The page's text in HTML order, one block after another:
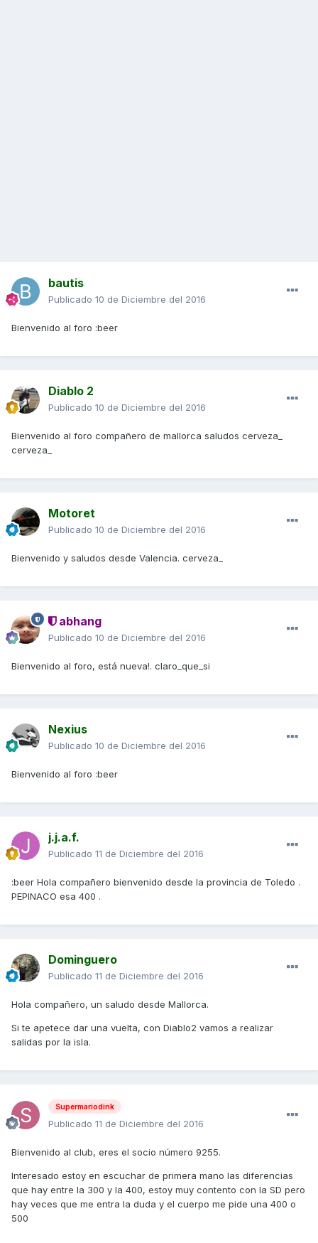
bautis
Publicado 10 de Diciembre del 2016
Bienvenido al foro :beer
Diablo 2
Publicado 10 de Diciembre del 2016
Bienvenido al foro compañero de mallorca saludos cerveza_
cerveza_
Motoret
Publicado 10 de Diciembre del 2016
Bienvenido y saludos desde Valencia. cerveza_
abhang
Publicado 10 de Diciembre del 2016
Bienvenido al foro, está nueva!. claro_que_si
Nexius
Publicado 10 de Diciembre del 2016
Bienvenido al foro :beer
j.j.a.f.
Publicado 11 de Diciembre del 2016
:beer Hola compañero bienvenido desde la provincia de Toledo .
PEPINACO esa 400 .
Dominguero
Publicado 11 de Diciembre del 2016
Hola compañero, un saludo desde Mallorca.
Si te apetece dar una vuelta, con Diablo2 vamos a realizar
salidas por la isla.
Supermariodink
Publicado 11 de Diciembre del 2016
Bienvenido al club, eres el socio número 9255.
Interesado estoy en escuchar de primera mano las diferencias
que hay entre la 300 y la 400, estoy muy contento con la SD pero
hay veces que me entra la duda y el cuerpo me pide una 400 o
500